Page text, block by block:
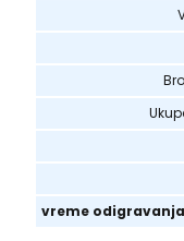
vreme